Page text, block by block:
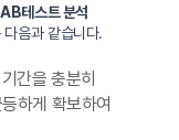
AB테스트 분석
음과 같습니다.
간을 충분히
하게 확보하여